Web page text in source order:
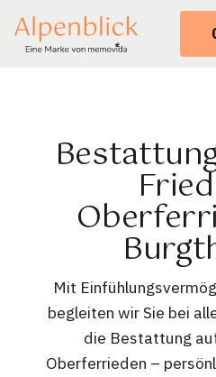
Mit
begleiten wir Sie bei
die Bestattung
Oberferrieden –